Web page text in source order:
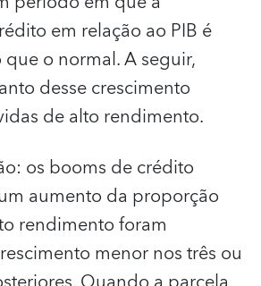
em relação ao PIB é
o normal. A seguir,
desse crescimento
de alto rendimento.
os booms de crédito
aumento da proporção
rendimento foram
menor nos três ou